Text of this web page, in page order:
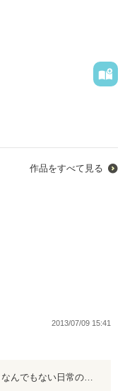
作品をすべて見る
2013/07/09 15:41
とても自分好みの作品でした。 こういうなんでもない日常の風景が好きです。